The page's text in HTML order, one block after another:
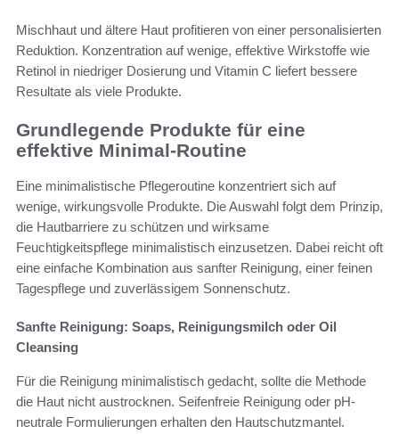
Mischhaut und ältere Haut profitieren von einer personalisierten
Reduktion. Konzentration auf wenige, effektive Wirkstoffe wie
Retinol in niedriger Dosierung und Vitamin C liefert bessere
Resultate als viele Produkte.
Grundlegende Produkte für eine
effektive Minimal-Routine
Eine minimalistische Pflegeroutine konzentriert sich auf
wenige, wirkungsvolle Produkte. Die Auswahl folgt dem Prinzip,
die Hautbarriere zu schützen und wirksame
Feuchtigkeitspflege minimalistisch einzusetzen. Dabei reicht oft
eine einfache Kombination aus sanfter Reinigung, einer feinen
Tagespflege und zuverlässigem Sonnenschutz.
Sanfte Reinigung: Soaps, Reinigungsmilch oder Oil
Cleansing
Für die Reinigung minimalistisch gedacht, sollte die Methode
die Haut nicht austrocknen. Seifenfreie Reinigung oder pH-
neutrale Formulierungen erhalten den Hautschutzmantel.